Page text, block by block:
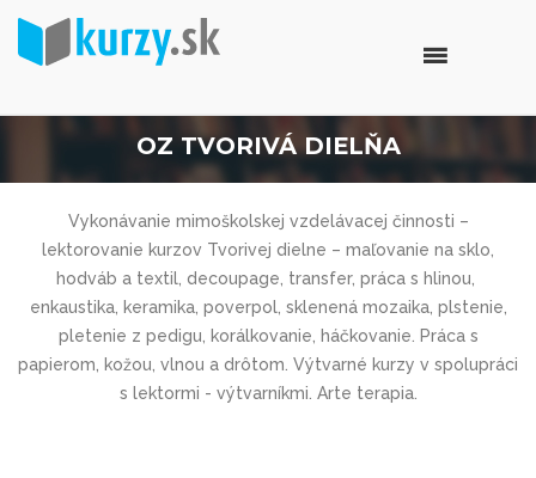
OZ TVORIVÁ DIELŇA
Vykonávanie mimoškolskej vzdelávacej činnosti –
lektorovanie kurzov Tvorivej dielne – maľovanie na sklo,
hodváb a textil, decoupage, transfer, práca s hlinou,
enkaustika, keramika, poverpol, sklenená mozaika, plstenie,
pletenie z pedigu, korálkovanie, háčkovanie. Práca s
papierom, kožou, vlnou a drôtom. Výtvarné kurzy v spolupráci
s lektormi - výtvarníkmi. Arte terapia.